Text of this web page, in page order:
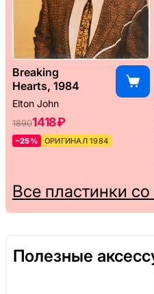
Breaking
Hearts, 1984
Elton John
18901418 ₽
–25% ОРИГИНАЛ 1984
Все пластинки
Полезные